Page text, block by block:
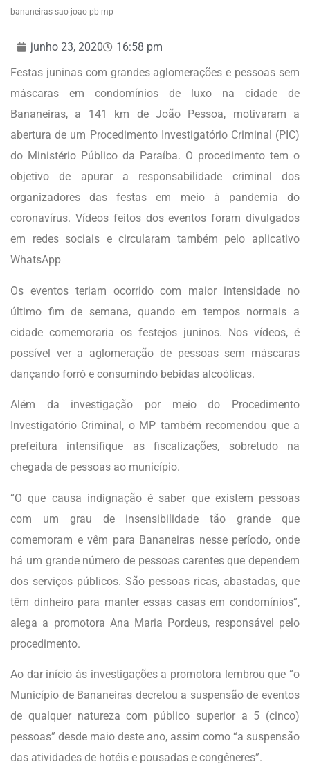
bananeiras-sao-joao-pb-mp
junho 23, 2020
16:58 pm
Festas juninas com grandes aglomerações e pessoas sem
máscaras em condomínios de luxo na cidade de
Bananeiras, a 141 km de João Pessoa, motivaram a
abertura de um Procedimento Investigatório Criminal (PIC)
do Ministério Público da Paraíba. O procedimento tem o
objetivo de apurar a responsabilidade criminal dos
organizadores das festas em meio à pandemia do
coronavírus. Vídeos feitos dos eventos foram divulgados
em redes sociais e circularam também pelo aplicativo
WhatsApp
Os eventos teriam ocorrido com maior intensidade no
último fim de semana, quando em tempos normais a
cidade comemoraria os festejos juninos. Nos vídeos, é
possível ver a aglomeração de pessoas sem máscaras
dançando forró e consumindo bebidas alcoólicas.
Além da investigação por meio do Procedimento
Investigatório Criminal, o MP também recomendou que a
prefeitura intensifique as fiscalizações, sobretudo na
chegada de pessoas ao município.
“O que causa indignação é saber que existem pessoas
com um grau de insensibilidade tão grande que
comemoram e vêm para Bananeiras nesse período, onde
há um grande número de pessoas carentes que dependem
dos serviços públicos. São pessoas ricas, abastadas, que
têm dinheiro para manter essas casas em condomínios”,
alega a promotora Ana Maria Pordeus, responsável pelo
procedimento.
Ao dar início às investigações a promotora lembrou que “o
Município de Bananeiras decretou a suspensão de eventos
de qualquer natureza com público superior a 5 (cinco)
pessoas” desde maio deste ano, assim como “a suspensão
das atividades de hotéis e pousadas e congêneres”.